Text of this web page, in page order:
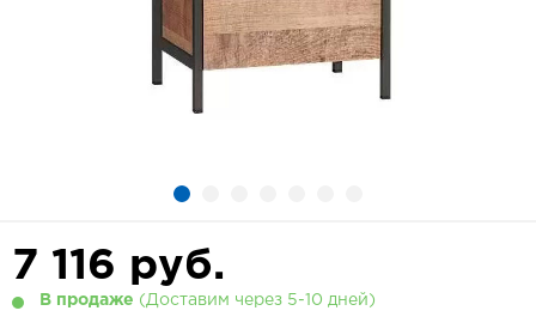
7 116 руб.
В продаже (Доставим через 5-10 дней)